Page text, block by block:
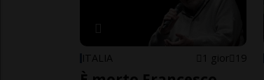
ITALIA 1 gior 19